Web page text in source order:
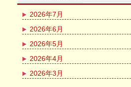
2026年7月
2026年6月
2026年5月
2026年4月
2026年3月